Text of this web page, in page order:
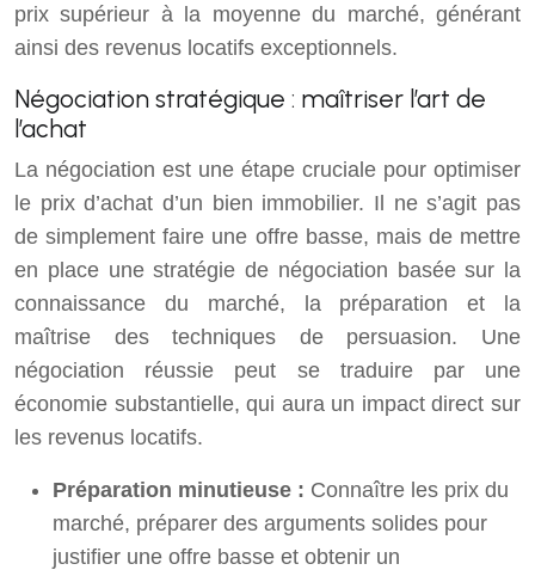
prix supérieur à la moyenne du marché, générant
ainsi des revenus locatifs exceptionnels.
Négociation stratégique : maîtriser l’art de
l’achat
La négociation est une étape cruciale pour optimiser
le prix d’achat d’un bien immobilier. Il ne s’agit pas
de simplement faire une offre basse, mais de mettre
en place une stratégie de négociation basée sur la
connaissance du marché, la préparation et la
maîtrise des techniques de persuasion. Une
négociation réussie peut se traduire par une
économie substantielle, qui aura un impact direct sur
les revenus locatifs.
Préparation minutieuse : Connaître les prix du
marché, préparer des arguments solides pour
justifier une offre basse et obtenir un